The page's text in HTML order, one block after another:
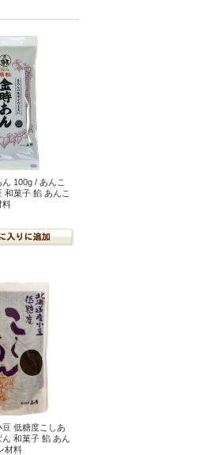
100g / あんこ
和菓子 餡 あんこ
料
低糖度こしあ
和菓子 餡 あん
材料